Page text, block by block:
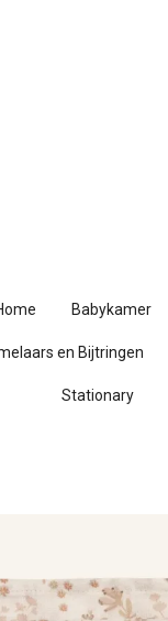
Babykamer
en Bijtringen
Stationary